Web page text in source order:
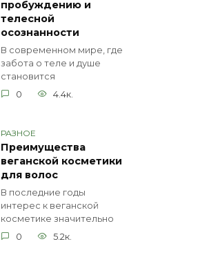
пробуждению и
телесной
осознанности
В современном мире, где
забота о теле и душе
становится
0
4.4к.
РАЗНОЕ
Преимущества
веганской косметики
для волос
В последние годы
интерес к веганской
косметике значительно
0
5.2к.